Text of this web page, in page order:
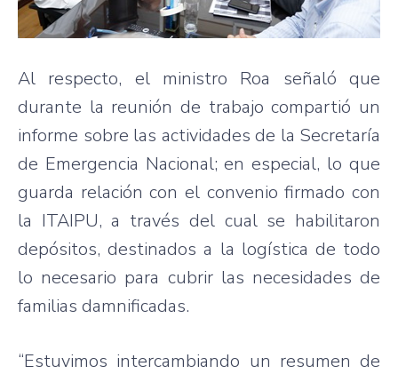
Al respecto, el ministro Roa señaló que
durante la reunión de trabajo compartió un
informe sobre las actividades de la Secretaría
de Emergencia Nacional; en especial, lo que
guarda relación con el convenio firmado con
la ITAIPU, a través del cual se habilitaron
depósitos, destinados a la logística de todo
lo necesario para cubrir las necesidades de
familias damnificadas.
“Estuvimos intercambiando un resumen de